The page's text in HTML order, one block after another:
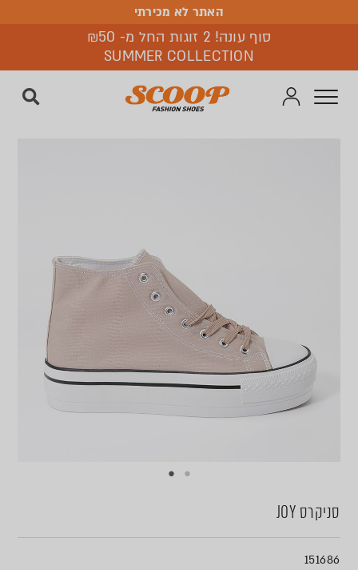
האתר לא מכירתי
האתר לא מכירתי
סוף עונה! 2 זוגות החל מ- ₪50
SUMMER COLLECTION
סניקרס JOY
151686